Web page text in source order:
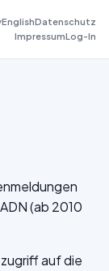
EnglishDatenschutz
ImpressumLog-In
(ab 2010
auf die